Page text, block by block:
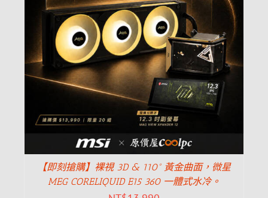
【即刻搶購】裸視 3D & 110° 黃金曲面，微星
MEG CORELIQUID E15 360 一體式水冷。